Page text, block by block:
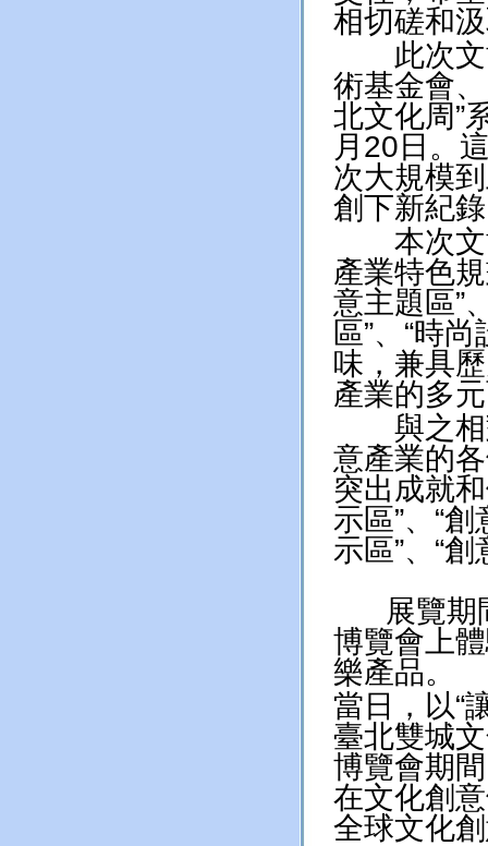
相切磋和
此次文
術基金會
北文化周”
月20日。
次大規模
創下新紀
本次文
產業特色
意主題區”
區”、“時
味，兼具
產業的多
與之相
意產業的
突出成就
示區”、“
示區”、“
展覽期
博覽會上
樂產品。
當日，以“
臺北雙城
博覽會期
在文化創
全球文化